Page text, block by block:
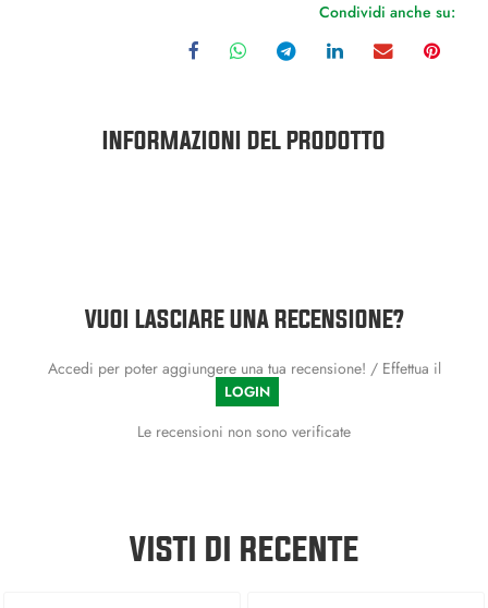
Condividi anche su:
INFORMAZIONI DEL PRODOTTO
VUOI LASCIARE UNA RECENSIONE?
Accedi per poter aggiungere una tua recensione! / Effettua il
LOGIN
Le recensioni non sono verificate
VISTI DI RECENTE